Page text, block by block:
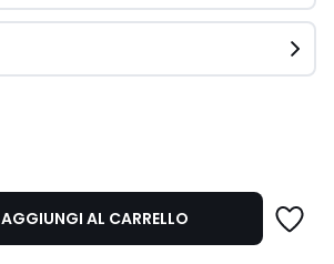
AGGIUNGI AL CARRELLO